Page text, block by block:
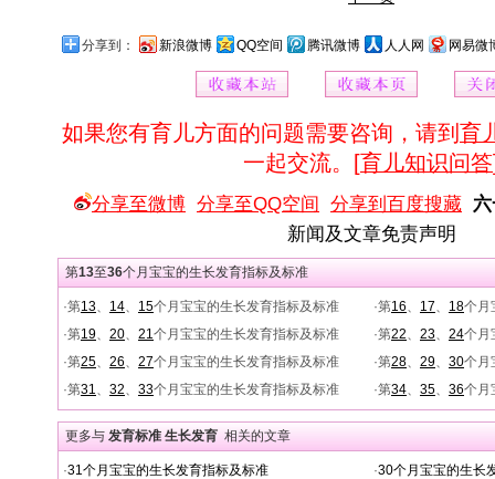
分享到： 新浪微博 QQ空间 腾讯微博 人人网 网易微
如果您有育儿方面的问题需要咨询，请到 育
一起交流。[育儿知识问答
分享至微博 分享至QQ空间 分享到百度搜藏
新闻及文章免责声明
第13至36个月宝宝的生长发育指标及标准
·第13、 14、 15个月宝宝的生长发育指标及标准 ·第16、 17、 18个月
·第19、 20、 21个月宝宝的生长发育指标及标准 ·第22、 23、 24个月
·第25、 26、 27个月宝宝的生长发育指标及标准 ·第28、 29、 30个月
·第31、 32、 33个月宝宝的生长发育指标及标准 ·第34、 35、 36个月
更多与 发育标准 生长发育 相关的文章
·31个月宝宝的生长发育指标及标准 ·30个月宝宝的生长